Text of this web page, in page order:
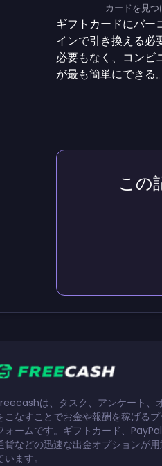
カードを見
ギフトカードにバー
インで引き換える必
必要もなく、コンビ
が最も簡単にできる。
この
は、タスク、アンケート、
こなすことでお金や報酬を稼げるプ
ォームです。ギフトカード、
貨などの迅速な出金オプションが
います。